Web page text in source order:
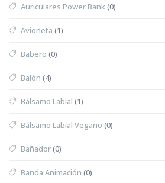
Auriculares Power Bank(0)
Avioneta (1)
Babero (0)
Balón (4)
Bálsamo Labial (1)
Bálsamo Labial Vegano (0)
Bañador(0)
Banda Animación (0)